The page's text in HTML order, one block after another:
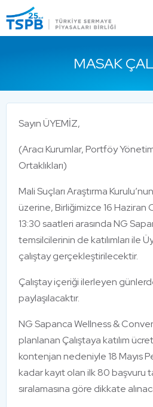
Close
MASAK
Sayın ÜYEMİZ,
(Aracı Kurumlar, Portföy
Ortaklıkları)
Mali Suçları Araştırma
üzerine, Birliğimizce 16 Haziran
13:30 saatleri arasında NG
temsilcilerinin de katılımları ile
çalıştay gerçekleştirilecektir.
Çalıştay içeriği ilerleyen
paylaşılacaktır.
NG Sapanca Wellness &
planlanan Çalıştaya katılım
kontenjan nedeniyle 18 Mayıs
kadar kayıt olan ilk 80 başvuru
sıralamasına göre dikkate